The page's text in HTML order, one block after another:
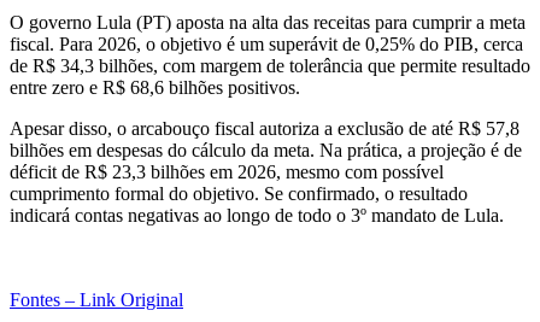
O governo Lula (PT) aposta na alta das receitas para cumprir a meta
fiscal. Para 2026, o objetivo é um superávit de 0,25% do PIB, cerca
de R$ 34,3 bilhões, com margem de tolerância que permite resultado
entre zero e R$ 68,6 bilhões positivos.
Apesar disso, o arcabouço fiscal autoriza a exclusão de até R$ 57,8
bilhões em despesas do cálculo da meta. Na prática, a projeção é de
déficit de R$ 23,3 bilhões em 2026, mesmo com possível
cumprimento formal do objetivo. Se confirmado, o resultado
indicará contas negativas ao longo de todo o 3º mandato de Lula.
Fontes – Link Original